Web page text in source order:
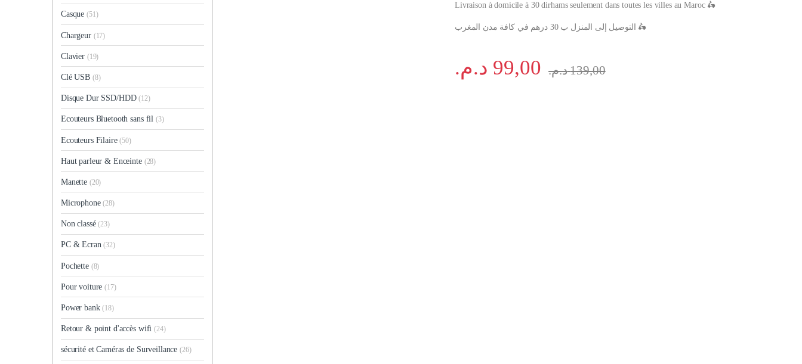
Livraison à domicile à 30 dirhams seulement dans toutes les villes au Maroc 🛵
التوصيل إلى المنزل ب 30 درهم في كافة مدن المغرب 🛵
99,00 د.م. 139,00 د.م.
Casque(51)
Chargeur (17)
Clavier (19)
Clé USB (8)
Disque Dur SSD/HDD(12)
Ecouteurs Bluetooth sans fil (3)
Ecouteurs Filaire(50)
Haut parleur & Enceinte (28)
Manette (20)
Microphone(28)
Non classé(23)
PC & Ecran(32)
Pochette (8)
Pour voiture(17)
Power bank(18)
Retour & point d'accès wifi(24)
sécurité et Caméras de Surveillance (26)